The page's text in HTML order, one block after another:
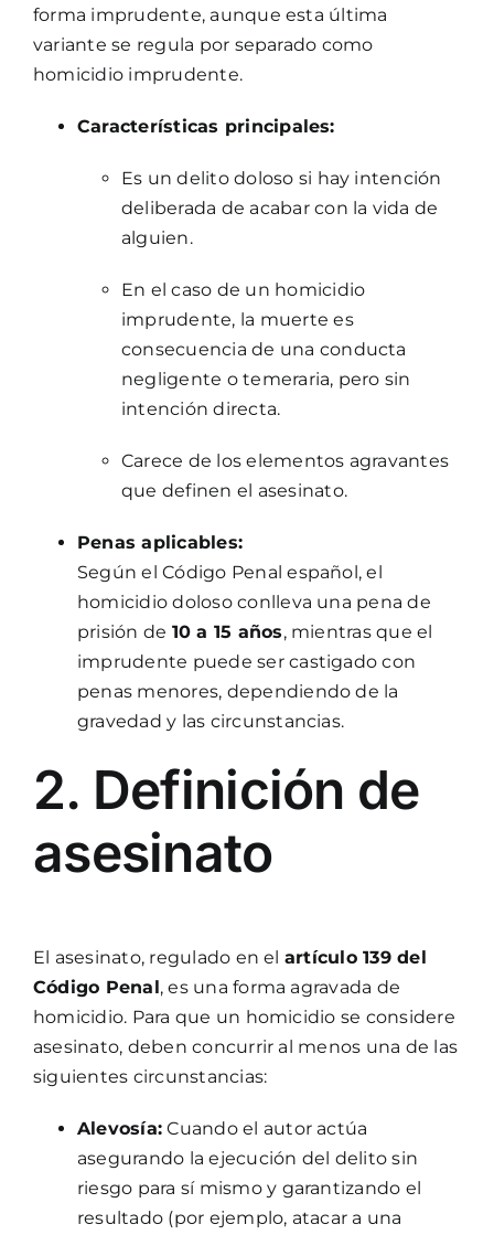
forma imprudente, aunque esta última
variante se regula por separado como
homicidio imprudente.
Características principales:
Es un delito doloso si hay intención
deliberada de acabar con la vida de
alguien.
En el caso de un homicidio
imprudente, la muerte es
consecuencia de una conducta
negligente o temeraria, pero sin
intención directa.
Carece de los elementos agravantes
que definen el asesinato.
Penas aplicables:
Según el Código Penal español, el
homicidio doloso conlleva una pena de
prisión de 10 a 15 años, mientras que el
imprudente puede ser castigado con
penas menores, dependiendo de la
gravedad y las circunstancias.
2. Definición de
asesinato
El asesinato, regulado en el artículo 139 del
Código Penal, es una forma agravada de
homicidio. Para que un homicidio se considere
asesinato, deben concurrir al menos una de las
siguientes circunstancias:
Alevosía: Cuando el autor actúa
asegurando la ejecución del delito sin
riesgo para sí mismo y garantizando el
resultado (por ejemplo, atacar a una